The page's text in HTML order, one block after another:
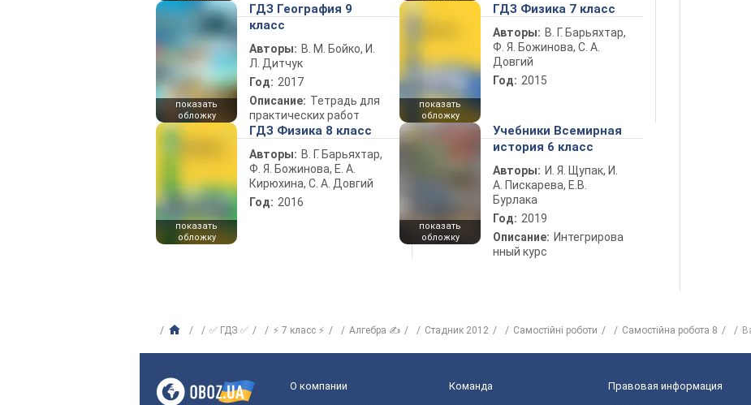
показать
обложку
ГДЗ География 9
класс
Авторы: В. М. Бойко, И.
Л. Дитчук
Год: 2017
Описание: Тетрадь для
практических работ
показать
обложку
ГДЗ Физика 7 класс
Авторы: В. Г. Барьяхтар,
Ф. Я. Божинова, С. А.
Довгий
Год: 2015
показать
обложку
ГДЗ Физика 8 класс
Авторы: В. Г. Барьяхтар,
Ф. Я. Божинова, Е. А.
Кирюхина, С. А. Довгий
Год: 2016
показать
обложку
Учебники Всемирная
история 6 класс
Авторы: И. Я. Щупак, И.
А. Пискарева, Е.В.
Бурлака
Год: 2019
Описание: Интегрирова
нный курс
✅ ГДЗ ✅ ⚡ 7 класс ⚡ Алгебра ✍ Стадник 2012 Самостійні роботи Самостійна робота 8
О компании Команда Правовая информация